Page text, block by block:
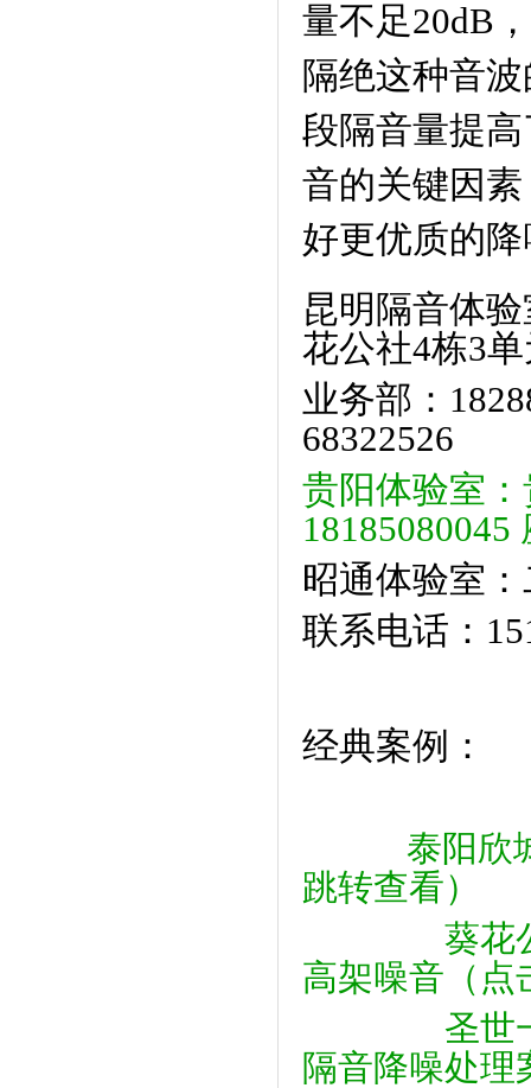
量不足20dB
隔绝这种音
段隔音量提
音的关键因
好更优质的
昆明隔音体
花公社4栋
业务部：
68322526
贵阳体验室
18185080045
昭通体验室
联系电话：
经典案例：
泰阳欣
跳转查看）
葵花
高架噪音（点
圣世
隔音降噪处理